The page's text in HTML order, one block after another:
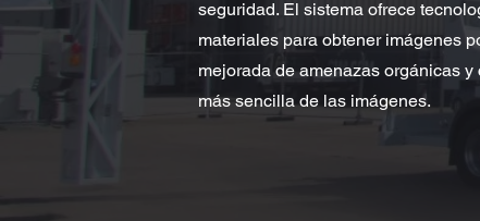
seguridad. El sistema ofrece
materiales para obtener imágenes
mejorada de amenazas orgánicas
más sencilla de las imágenes.